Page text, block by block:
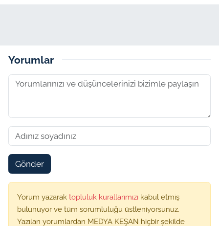
Yorumlar
Gönder
Yorum yazarak topluluk kurallarımızı kabul etmiş
bulunuyor ve tüm sorumluluğu üstleniyorsunuz.
Yazılan yorumlardan MEDYA KEŞAN hiçbir şekilde